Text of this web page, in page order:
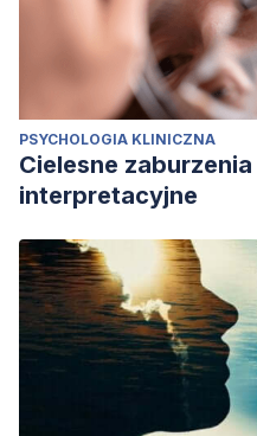
PSYCHOLOGIA KLINICZNA
Cielesne
interpretacyjne